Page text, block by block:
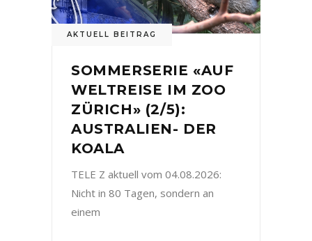
AKTUELL BEITRAG
SOMMERSERIE «AUF
WELTREISE IM ZOO
ZÜRICH» (2/5):
AUSTRALIEN- DER
KOALA
TELE Z aktuell vom 04.08.2026:
Nicht in 80 Tagen, sondern an
einem